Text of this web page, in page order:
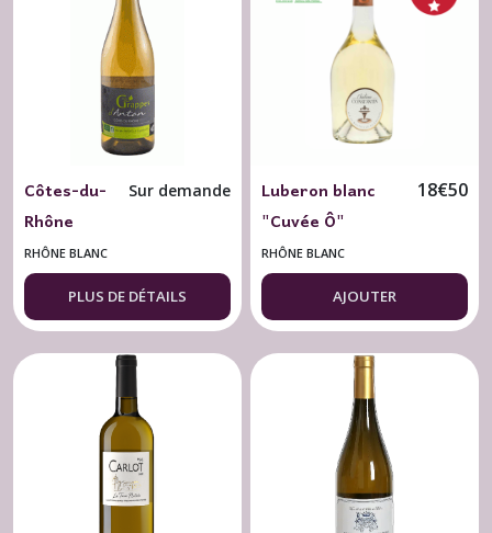
Côtes-du-
Rhône
blanc Les
Grappes
d'Antan
2024 Cave
de Villedieu
Sur demande
RHÔNE BLANC
PLUS DE DÉTAILS
Luberon blanc
"Cuvée Ô"
Château
Constantin 2024
BIO
18€50
RHÔNE BLANC
AJOUTER